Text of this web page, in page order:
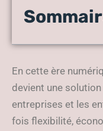
En cette ère
devient une
entreprises et les
fois flexibilité,